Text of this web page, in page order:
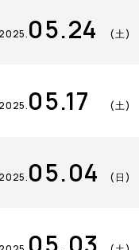
2025.05.24 (土)
2025.05.17 (土)
2025.05.04 (日)